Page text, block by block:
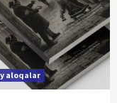
aloqalar